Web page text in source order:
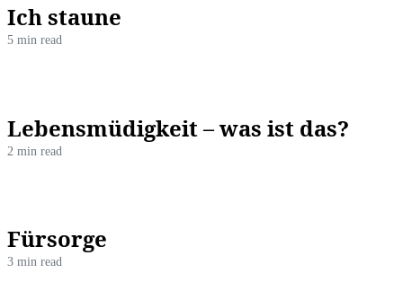
Ich staune
5 min read
Lebensmüdigkeit – was ist das?
2 min read
Fürsorge
3 min read